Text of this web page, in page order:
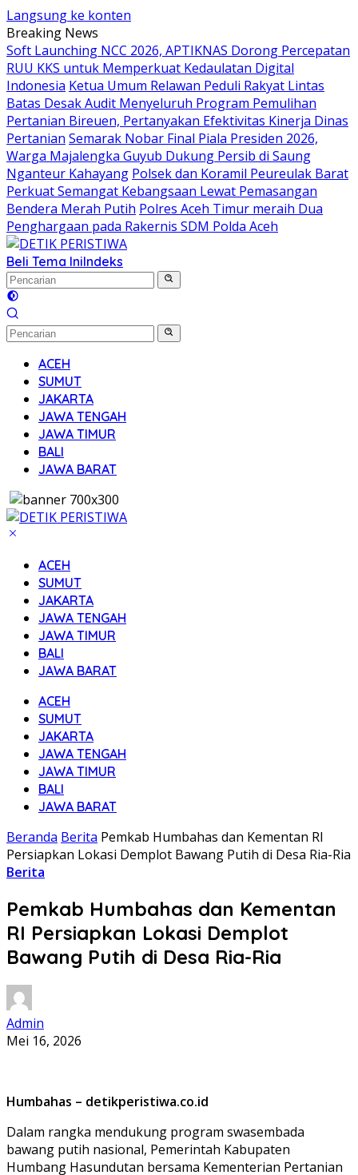
Langsung ke konten
Breaking News
Soft Launching NCC 2026, APTIKNAS Dorong Percepatan
RUU KKS untuk Memperkuat Kedaulatan Digital
Indonesia Ketua Umum Relawan Peduli Rakyat Lintas
Batas Desak Audit Menyeluruh Program Pemulihan
Pertanian Bireuen, Pertanyakan Efektivitas Kinerja Dinas
Pertanian Semarak Nobar Final Piala Presiden 2026,
Warga Majalengka Guyub Dukung Persib di Saung
Nganteur Kahayang Polsek dan Koramil Peureulak Barat
Perkuat Semangat Kebangsaan Lewat Pemasangan
Bendera Merah Putih Polres Aceh Timur meraih Dua
Penghargaan pada Rakernis SDM Polda Aceh
Beli Tema IniIndeks
ACEH
SUMUT
JAKARTA
JAWA TENGAH
JAWA TIMUR
BALI
JAWA BARAT
ACEH
SUMUT
JAKARTA
JAWA TENGAH
JAWA TIMUR
BALI
JAWA BARAT
ACEH
SUMUT
JAKARTA
JAWA TENGAH
JAWA TIMUR
BALI
JAWA BARAT
Beranda Berita Pemkab Humbahas dan Kementan RI
Persiapkan Lokasi Demplot Bawang Putih di Desa Ria-Ria
Berita
Pemkab Humbahas dan Kementan
RI Persiapkan Lokasi Demplot
Bawang Putih di Desa Ria-Ria
Admin
Mei 16, 2026
Humbahas – detikperistiwa.co.id
Dalam rangka mendukung program swasembada
bawang putih nasional, Pemerintah Kabupaten
Humbang Hasundutan bersama Kementerian Pertanian